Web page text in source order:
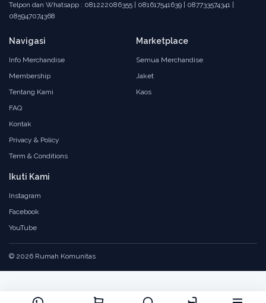
Telpon dan Whatsapp : 081222086355 | 081617541639 | 087733574341 |
085947074368
Navigasi
Info Merchandise
Membership
Tentang Kami
FAQ
Kontak
Privacy & Policy
Term & Conditions
Marketplace
Semua Merchandise
Jaket
Kaos
Ikuti Kami
Instagram
Facebook
YouTube
© 2026 Rumah Komunitas